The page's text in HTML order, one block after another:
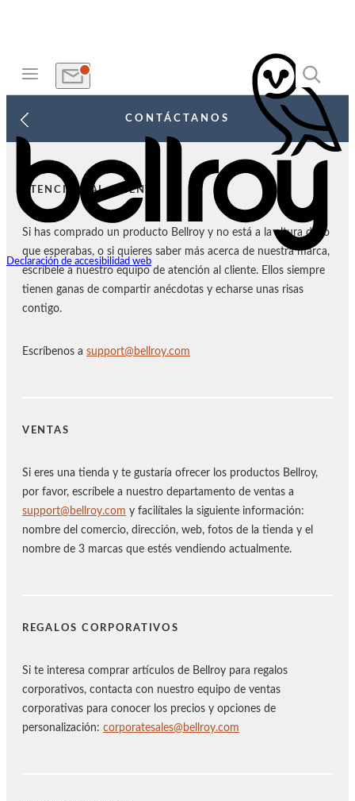
Declaración de accesibilidad web
CONTÁCTANOS
ATENCIÓN AL CLIENTE
Si has comprado un producto Bellroy y no está a la altura de lo
que esperabas, o si quieres saber más acerca de nuestra marca,
escríbele a nuestro equipo de atención al cliente. Ellos siempre
tienen ganas de compartir anécdotas y echarse unas risas
contigo.
Escríbenos a support@bellroy.com
VENTAS
Si eres una tienda y te gustaría ofrecer los productos Bellroy,
por favor, escríbele a nuestro departamento de ventas a
support@bellroy.com y facilítales la siguiente información:
nombre del comercio, dirección, web, fotos de la tienda y el
nombre de 3 marcas que estés vendiendo actualmente.
REGALOS CORPORATIVOS
Si te interesa comprar artículos de Bellroy para regalos
corporativos, contacta con nuestro equipo de ventas
corporativas para conocer los precios y opciones de
personalización: corporatesales@bellroy.com